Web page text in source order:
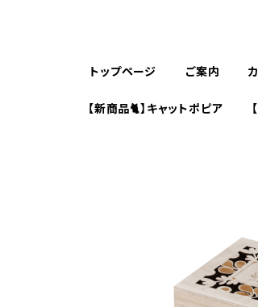
トップページ ご案内
【新商品🐈】キャットポピア